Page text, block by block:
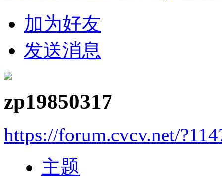
加为好友
发送消息
zp19850317
https://forum.cvcv.net/
主题